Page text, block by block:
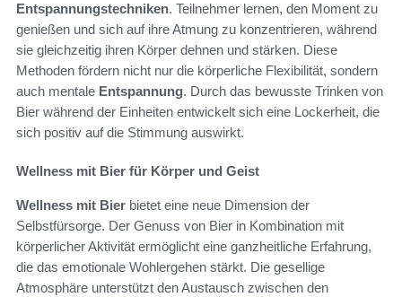
Entspannungstechniken. Teilnehmer lernen, den Moment zu
genießen und sich auf ihre Atmung zu konzentrieren, während
sie gleichzeitig ihren Körper dehnen und stärken. Diese
Methoden fördern nicht nur die körperliche Flexibilität, sondern
auch mentale Entspannung. Durch das bewusste Trinken von
Bier während der Einheiten entwickelt sich eine Lockerheit, die
sich positiv auf die Stimmung auswirkt.
Wellness mit Bier für Körper und Geist
Wellness mit Bier bietet eine neue Dimension der
Selbstfürsorge. Der Genuss von Bier in Kombination mit
körperlicher Aktivität ermöglicht eine ganzheitliche Erfahrung,
die das emotionale Wohlergehen stärkt. Die gesellige
Atmosphäre unterstützt den Austausch zwischen den